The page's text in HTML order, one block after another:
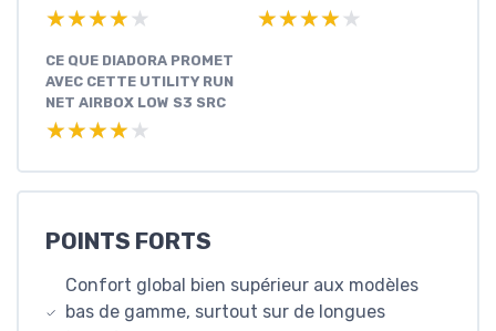
★★★★★
★★★★★ ★★★★★
★★★★★
CE QUE DIADORA PROMET
AVEC CETTE UTILITY RUN
NET AIRBOX LOW S3 SRC
★★★★★
★★★★★
POINTS FORTS
Confort global bien supérieur aux modèles
bas de gamme, surtout sur de longues